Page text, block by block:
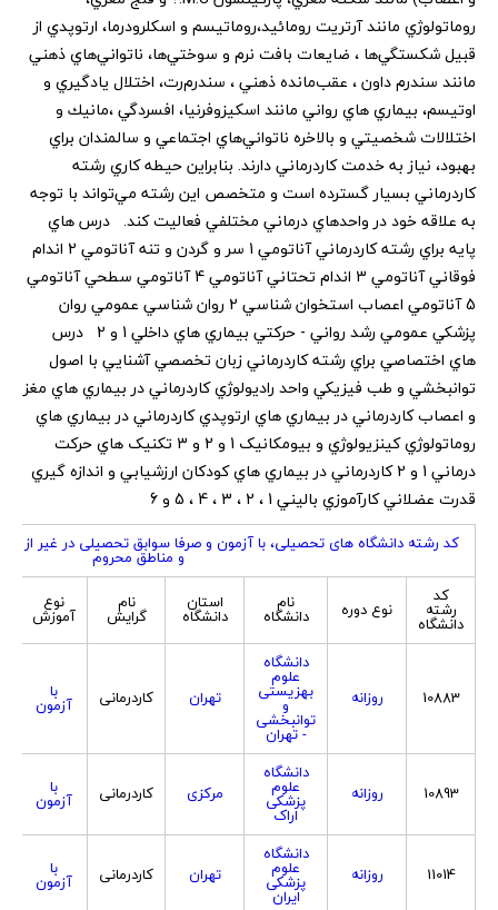
روماتولوژي مانند آرتريت رومائيد،‌روماتيسم و اسكلرودرما، ارتوپدي از
قبيل شكستگي‌ها ، ضايعات بافت نرم و سوختي‌ها، ناتواني‌هاي ذهني
مانند سندرم داون ، عقب‌مانده ذهني ، سندرم‌رت، اختلال يادگيري و
اوتيسم، بيماري هاي رواني مانند اسكيزوفرنيا، افسردگي ،‌مانيك و
اختلالات شخصيتي و بالاخره ناتواني‌هاي اجتماعي و سالمندان براي
بهبود، نياز به خدمت كاردرماني دارند. بنابراين حيطه كاري رشته
كاردرماني بسيار گسترده است و متخصص اين رشته مي‌تواند با توجه
به علاقه خود در واحدهاي درماني مختلفي فعاليت كند. درس هاي
پايه براي رشته کاردرماني آناتومي 1 سر و گردن و تنه آناتومي 2 اندام
فوقاني آناتومي 3 اندام تحتاني آناتومي 4 آناتومي سطحي آناتومي
5 آناتومي اعصاب استخوان شناسي 2 روان شناسي عمومي روان
پزشکي عمومي رشد رواني - حرکتي بيماري هاي داخلي 1 و 2 درس
هاي اختصاصي براي رشته کاردرماني زبان تخصصي آشنايي با اصول
توانبخشي و طب فيزيکي واحد راديولوژي کاردرماني در بيماري هاي مغز
و اعصاب کاردرماني در بيماري هاي ارتوپدي کاردرماني در بيماري هاي
روماتولوژي کينزيولوژي و بيومکانيک 1 و 2 و 3 تکنيک هاي حرکت
درماني 1 و 2 کاردرماني در بيماري هاي کودکان ارزشيابي و اندازه گيري
قدرت عضلاني کارآموزي باليني 1 ، 2 ، 3 ، 4 ، 5 و 6
کد رشته دانشگاه های تحصیلی، با آزمون و صرفا سوابق تحصیلی در غیر از
و مناطق محروم
کد
رشته
دانشگاه
نوع دوره نام
دانشگاه
استان
دانشگاه
نام
گرایش
نوع
آموزش
10883 روزانه
دانشگاه
علوم
بهزیستی
و
توانبخشی
- تهران
تهران کاردرمانی با
آزمون
10893 روزانه
دانشگاه
علوم
پزشکی
اراک
مرکزی کاردرمانی با
آزمون
11014 روزانه
دانشگاه
علوم
پزشکی
ایران
تهران کاردرمانی با
آزمون